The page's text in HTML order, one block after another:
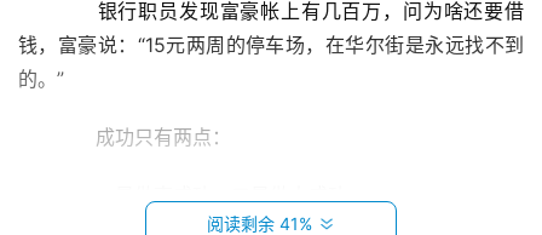
银行职员发现富豪帐上有几百万，问为啥还要借
钱，富豪说：“15元两周的停车场，在华尔街是永远找不到
的。”
成功只有两点：
阅读剩余 41%